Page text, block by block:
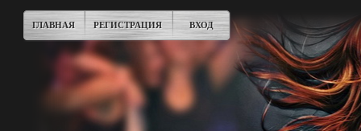
ГЛАВНАЯ РЕГИСТРАЦИЯ ВХОД